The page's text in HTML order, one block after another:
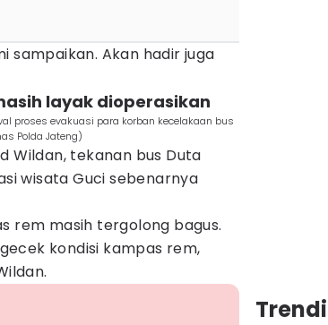
sampaikan. Akan hadir juga
layak dioperasikan
proses evakuasi para korban kecelakaan bus
Polda Jateng)
Wildan, tekanan bus Duta
wisata Guci sebenarnya
rem masih tergolong bagus.
kondisi kampas rem,